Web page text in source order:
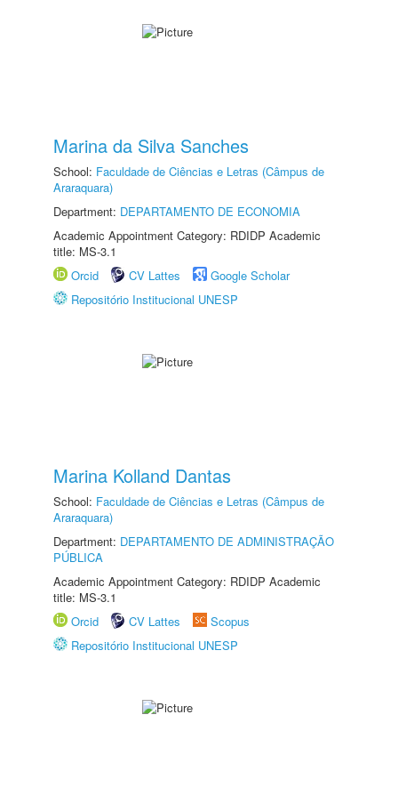
Marina da Silva Sanches
School: Faculdade de Ciências e Letras (Câmpus de
Araraquara)
Department: DEPARTAMENTO DE ECONOMIA
Academic Appointment Category: RDIDP Academic
title: MS-3.1
Orcid
CV Lattes
Google Scholar
Repositório Institucional UNESP
Marina Kolland Dantas
School: Faculdade de Ciências e Letras (Câmpus de
Araraquara)
Department: DEPARTAMENTO DE ADMINISTRAÇÃO
PÚBLICA
Academic Appointment Category: RDIDP Academic
title: MS-3.1
Orcid
CV Lattes
Scopus
Repositório Institucional UNESP